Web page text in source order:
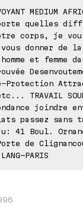
MEDIUM
quelles
corps, je
donner de la
et femme
Protection
TRAVAIL
joindre
passez sans
41 Boul.
de
PARIS